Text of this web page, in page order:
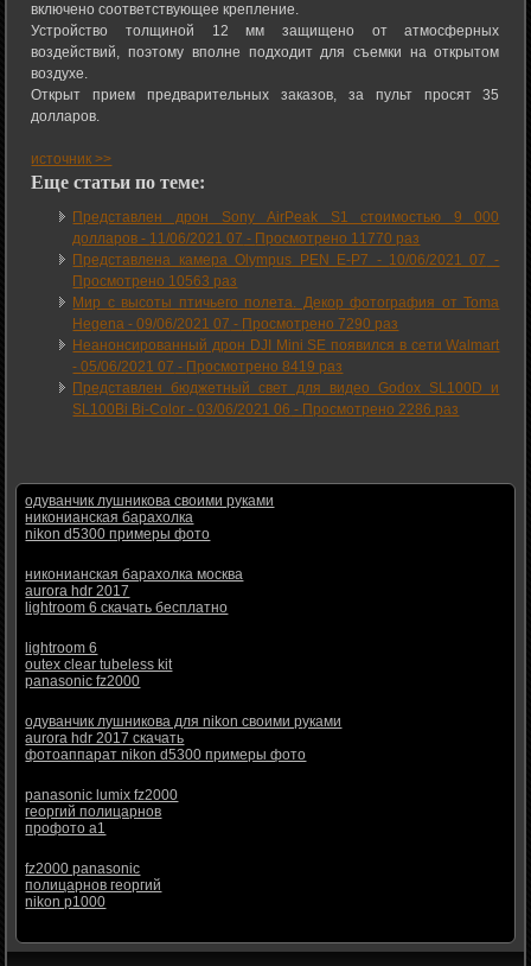
включено соответствующее крепление.
Устройство толщиной 12 мм защищено от атмосферных
воздействий, поэтому вполне подходит для съемки на открытом
воздухе.
Открыт прием предварительных заказов, за пульт просят 35
долларов.
источник >>
Еще статьи по теме:
Представлен дрон Sony AirPeak S1 стоимостью 9 000
долларов - 11/06/2021 07 - Просмотрено 11770 раз
Представлена камера Olympus PEN E-P7 - 10/06/2021 07 -
Просмотрено 10563 раз
Мир с высоты птичьего полета. Декор фотография от Toma
Hegena -09/06/2021 07 - Просмотрено 7290 раз
Неанонсированный дрон DJI Mini SE появился в сети Walmart
-05/06/2021 07 - Просмотрено 8419 раз
Представлен бюджетный свет для видео Godox SL100D и
SL100Bi Bi-Color -03/06/2021 06 - Просмотрено 2286 раз
одуванчик лушникова своими руками
никонианская барахолка
nikon d5300 примеры фото
никонианская барахолка москва
aurora hdr 2017
lightroom 6 скачать бесплатно
lightroom 6
outex clear tubeless kit
panasonic fz2000
одуванчик лушникова для nikon своими руками
aurora hdr 2017 скачать
фотоаппарат nikon d5300 примеры фото
panasonic lumix fz2000
георгий полицарнов
профото а1
fz2000 panasonic
полицарнов георгий
nikon p1000